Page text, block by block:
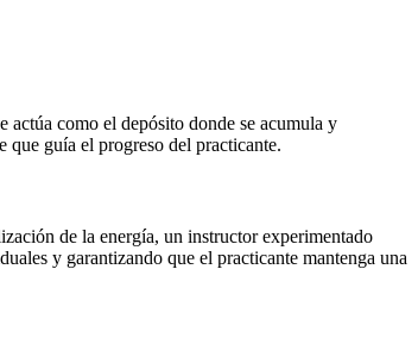
como el depósito donde se acumula y
que guía el progreso del practicante.
de la energía, un instructor experimentado
y garantizando que el practicante mantenga una